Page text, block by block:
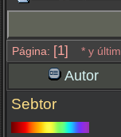
Página: [1] * y
Autor
Sebtor